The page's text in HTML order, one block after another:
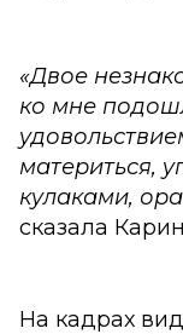
«Двое
ко мне
материться,
кулаками,
сказала
На кадрах